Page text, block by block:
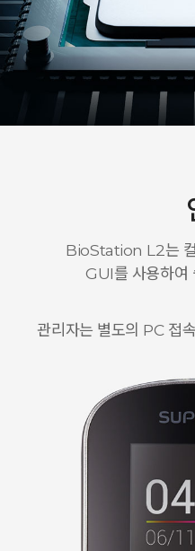
BioStation L2는 컬
GUI를 사용하여
관리자는 별도의 PC 접